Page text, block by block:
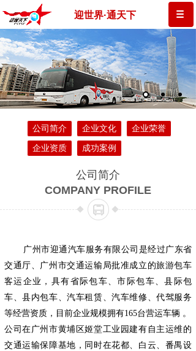
迎世界·通天下
公司简介 企业文化
企业荣誉
企业资质
成功案例
公司简介
COMPANY PROFILE
广州市迎通汽车服务有限公司是经过广东省
交通厅、广州市交通运输局批准成立的旅游包车
客运企业，具有省际包车、市际包车、县际包
车、县内包车、汽车租赁、汽车维修、代驾服务
等经营资质，目前企业规模拥有165台营运车辆 。
公司在广州市黄埔区姬堂工业园建有自主运维的
交通运输保障基地，同时在花都、白云、番禺设